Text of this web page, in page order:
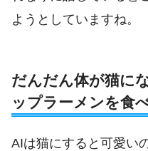
ようとしていますね。
だんだん体が猫に
ップラーメンを食
AIは猫にすると可愛い